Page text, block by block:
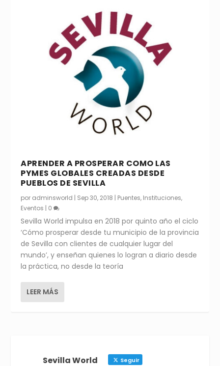
APRENDER A PROSPERAR COMO LAS
PYMES GLOBALES CREADAS DESDE
PUEBLOS DE SEVILLA
por adminsworld | Sep 30, 2018 | Puentes, Instituciones,
Eventos | 0
Sevilla World impulsa en 2018 por quinto año el ciclo
‘Cómo prosperar desde tu municipio de la provincia
de Sevilla con clientes de cualquier lugar del
mundo’, y enseñan quienes lo logran a diario desde
la práctica, no desde la teoría
LEER MÁS
Sevilla World Seguir